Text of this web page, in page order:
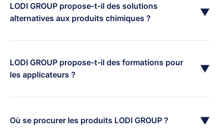
LODI GROUP propose-t-il des solutions
alternatives aux produits chimiques ?
▼
LODI GROUP propose-t-il des formations pour
les applicateurs ?
▼
Où se procurer les produits LODI GROUP ? ▼